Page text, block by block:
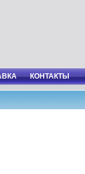
КОНТАКТЫ